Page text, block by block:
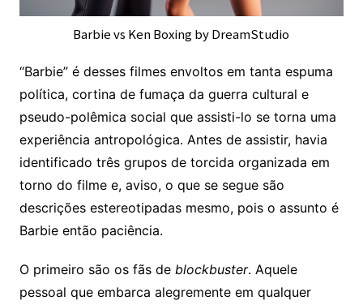
Barbie vs Ken Boxing by DreamStudio
“Barbie” é desses filmes envoltos em tanta espuma
política, cortina de fumaça da guerra cultural e
pseudo-polêmica social que assisti-lo se torna uma
experiência antropológica. Antes de assistir, havia
identificado três grupos de torcida organizada em
torno do filme e, aviso, o que se segue são
descrições estereotipadas mesmo, pois o assunto é
Barbie então paciência.
O primeiro são os fãs de blockbuster. Aquele
pessoal que embarca alegremente em qualquer